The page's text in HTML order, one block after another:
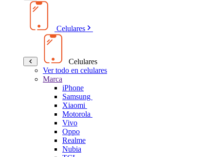
Celulares
Celulares
Ver todo en celulares
Marca
iPhone
Samsung
Xiaomi
Motorola
Vivo
Oppo
Realme
Nubia